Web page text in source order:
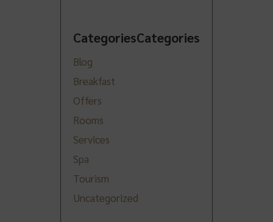
CategoriesCategories
Blog
Breakfast
Offers
Rooms
Services
Spa
Tourism
Uncategorized